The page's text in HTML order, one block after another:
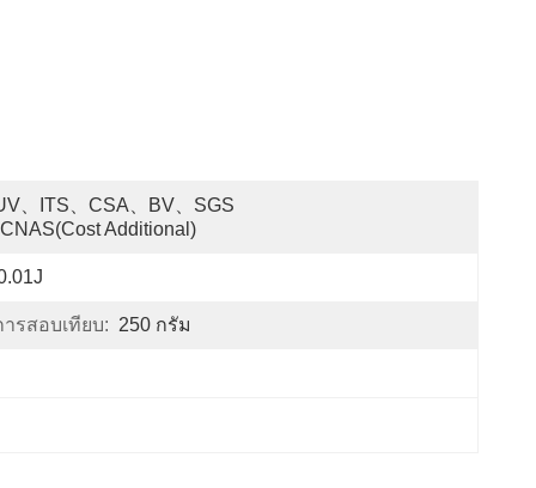
、ITS、CSA、BV、SGS
CNAS(cost Additional)
รสอบเทียบ: 250 กรัม